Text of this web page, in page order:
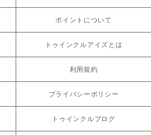
ポイントについて
トゥインクルアイズとは
利用規約
プライバシーポリシー
トゥインクルブログ